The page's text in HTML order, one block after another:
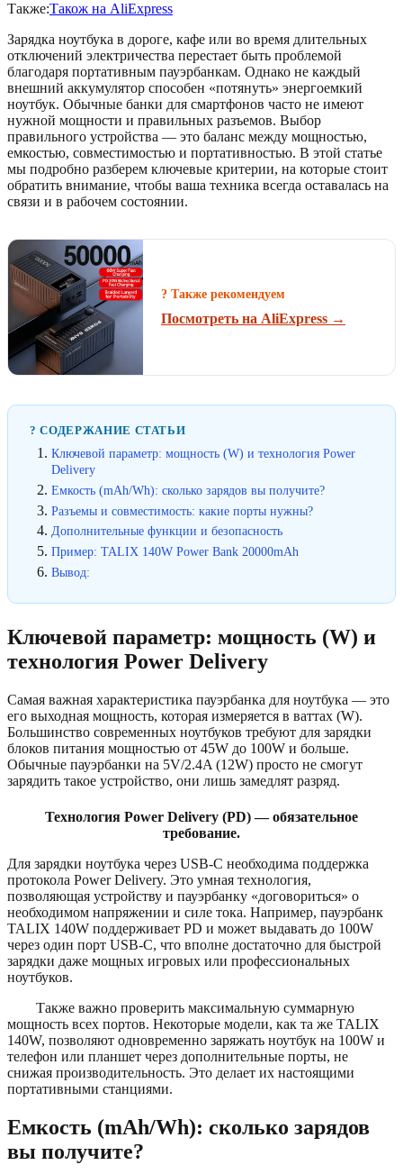
Также:Також на AliExpress
Зарядка ноутбука в дороге, кафе или во время длительных
отключений электричества перестает быть проблемой
благодаря портативным пауэрбанкам. Однако не каждый
внешний аккумулятор способен «потянуть» энергоемкий
ноутбук. Обычные банки для смартфонов часто не имеют
нужной мощности и правильных разъемов. Выбор
правильного устройства — это баланс между мощностью,
емкостью, совместимостью и портативностью. В этой статье
мы подробно разберем ключевые критерии, на которые стоит
обратить внимание, чтобы ваша техника всегда оставалась на
связи и в рабочем состоянии.
? Также рекомендуем
Посмотреть на AliExpress →
? СОДЕРЖАНИЕ СТАТЬИ
Ключевой параметр: мощность (W) и технология Power
Delivery
Емкость (mAh/Wh): сколько зарядов вы получите?
Разъемы и совместимость: какие порты нужны?
Дополнительные функции и безопасность
Пример: TALIX 140W Power Bank 20000mAh
Вывод:
Ключевой параметр: мощность (W) и
технология Power Delivery
Самая важная характеристика пауэрбанка для ноутбука — это
его выходная мощность, которая измеряется в ваттах (W).
Большинство современных ноутбуков требуют для зарядки
блоков питания мощностью от 45W до 100W и больше.
Обычные пауэрбанки на 5V/2.4A (12W) просто не смогут
зарядить такое устройство, они лишь замедлят разряд.
Технология Power Delivery (PD) — обязательное
требование.
Для зарядки ноутбука через USB-C необходима поддержка
протокола Power Delivery. Это умная технология,
позволяющая устройству и пауэрбанку «договориться» о
необходимом напряжении и силе тока. Например, пауэрбанк
TALIX 140W поддерживает PD и может выдавать до 100W
через один порт USB-C, что вполне достаточно для быстрой
зарядки даже мощных игровых или профессиональных
ноутбуков.
Также важно проверить максимальную суммарную
мощность всех портов. Некоторые модели, как та же TALIX
140W, позволяют одновременно заряжать ноутбук на 100W и
телефон или планшет через дополнительные порты, не
снижая производительность. Это делает их настоящими
портативными станциями.
Емкость (mAh/Wh): сколько зарядов
вы получите?